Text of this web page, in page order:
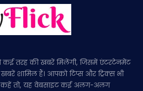
तरह की खबरें मिलेंगी, जिसमें एंटरटेनमेंट
शामिल हैं। आपको टिप्स और ट्रिक्स भी
कहें तो, यह वेबसाइट कई अलग-अलग